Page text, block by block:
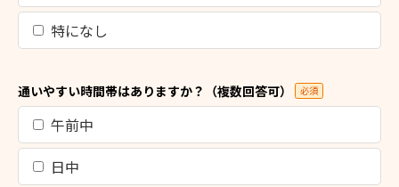
特になし
通いやすい時間帯はありますか？（複数回答可） 必須
午前中
日中